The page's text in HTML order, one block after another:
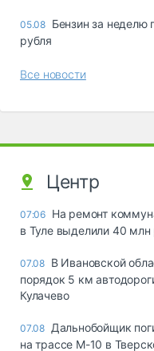
05.08 Бензин за неделю
рубля
Все новости
Центр
07:06 На ремонт
в Туле выделили 40 млн
07.08 В Ивановской
порядок 5 км
Кулачево
07.08 Дальнобойщик
на трассе М-10 в